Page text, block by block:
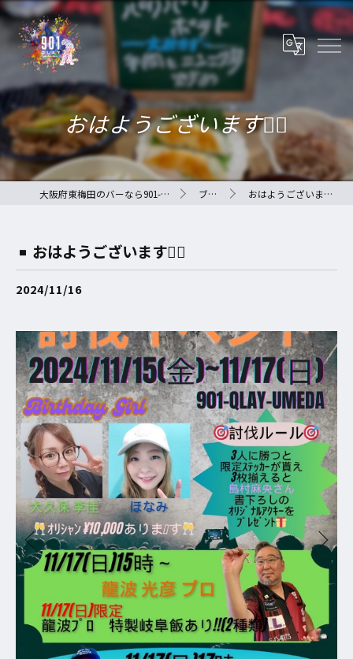
おはようございます🙇‍♀️
大阪府東梅田のバーなら901-QLAY- ブログ おはようございます🙇‍♀️
おはようございます🙇‍♀️
2024/11/16